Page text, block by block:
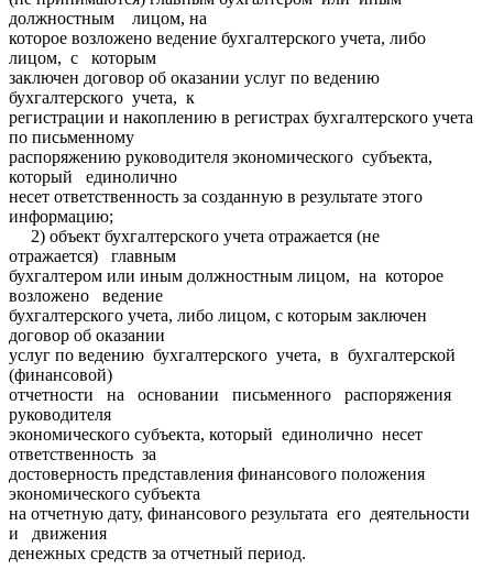
должностным лицом, на
которое возложено ведение бухгалтерского учета, либо
лицом, с которым
заключен договор об оказании услуг по ведению
бухгалтерского учета, к
регистрации и накоплению в регистрах бухгалтерского учета
по письменному
распоряжению руководителя экономического субъекта,
который единолично
несет ответственность за созданную в результате этого
информацию;
2) объект бухгалтерского учета отражается (не
отражается) главным
бухгалтером или иным должностным лицом, на которое
возложено ведение
бухгалтерского учета, либо лицом, с которым заключен
договор об оказании
услуг по ведению бухгалтерского учета, в бухгалтерской
(финансовой)
отчетности на основании письменного распоряжения
руководителя
экономического субъекта, который единолично несет
ответственность за
достоверность представления финансового положения
экономического субъекта
на отчетную дату, финансового результата его деятельности
и движения
денежных средств за отчетный период.